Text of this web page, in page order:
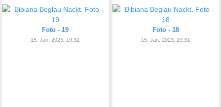
Foto - 19
15. Jan. 2023, 19:32
Foto - 18
15. Jan. 2023, 19:31